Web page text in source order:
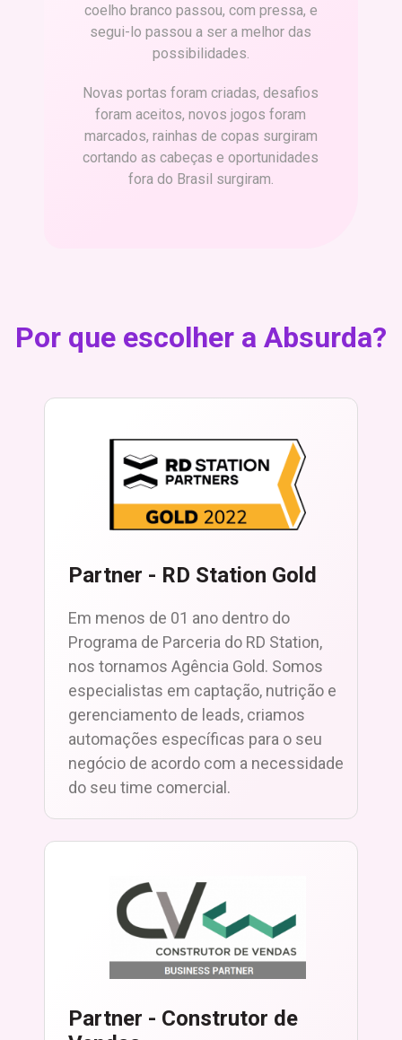
coelho branco passou, com pressa, e
segui-lo passou a ser a melhor das
possibilidades.
Novas portas foram criadas, desafios
foram aceitos, novos jogos foram
marcados, rainhas de copas surgiram
cortando as cabeças e oportunidades
fora do Brasil surgiram.
Por que escolher a Absurda?
Partner - RD Station Gold
Em menos de 01 ano dentro do
Programa de Parceria do RD Station,
nos tornamos Agência Gold. Somos
especialistas em captação, nutrição e
gerenciamento de leads, criamos
automações específicas para o seu
negócio de acordo com a necessidade
do seu time comercial.
Partner - Construtor de